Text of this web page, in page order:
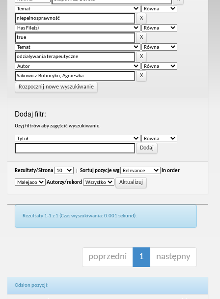
Rozpocznij nowe wyszukiwanie
Dodaj filtr:
Uzyj filtrów aby zagęścić wyszukiwanie.
Rezultaty/Strona Sortuj pozycje wg In order
Autorzy/rekord
Rezultaty 1-1 z 1 (Czas wyszukiwania: 0.001 sekund).
poprzedni 1 następny
Odsłon pozycji: